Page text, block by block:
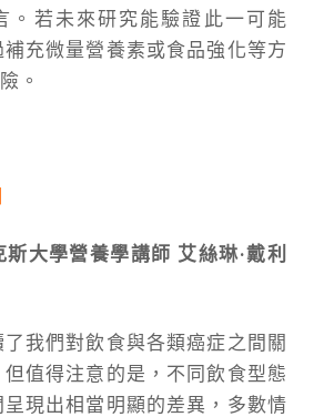
。若未來研究能驗證此一可能
充微量營養素或食品強化等方
。
大學營養學講師 艾絲琳·戴利
我們對飲食與各類癌症之間關
值得注意的是，不同飲食型態
現出相當明顯的差異，多數情